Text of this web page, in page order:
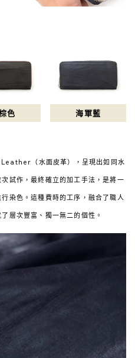
色 海軍藍
（水面皮革），呈現出如同水
試作，最終確立的加工手法，是將一
染色。這種費時的工序，融合了職人
層次豐富、獨一無二的個性。